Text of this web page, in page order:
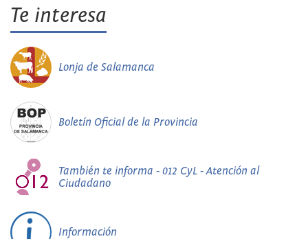
Te interesa
Lonja de Salamanca
Boletín Oficial de la Provincia
También te informa - 012 CyL - Atención al
Ciudadano
Información